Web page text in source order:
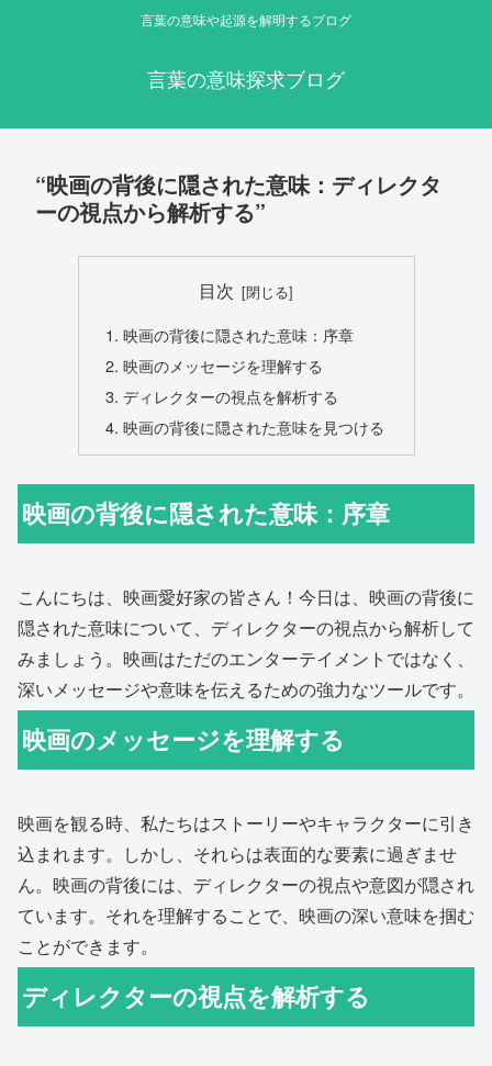
言葉の意味や起源を解明するブログ
言葉の意味探求ブログ
“映画の背後に隠された意味：ディレクタ
ーの視点から解析する”
目次
映画の背後に隠された意味：序章
映画のメッセージを理解する
ディレクターの視点を解析する
映画の背後に隠された意味を見つける
映画の背後に隠された意味：序章
こんにちは、映画愛好家の皆さん！今日は、映画の背後に
隠された意味について、ディレクターの視点から解析して
みましょう。映画はただのエンターテイメントではなく、
深いメッセージや意味を伝えるための強力なツールです。
映画のメッセージを理解する
映画を観る時、私たちはストーリーやキャラクターに引き
込まれます。しかし、それらは表面的な要素に過ぎませ
ん。映画の背後には、ディレクターの視点や意図が隠され
ています。それを理解することで、映画の深い意味を掴む
ことができます。
ディレクターの視点を解析する